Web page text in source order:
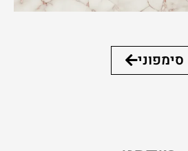
סימפוני